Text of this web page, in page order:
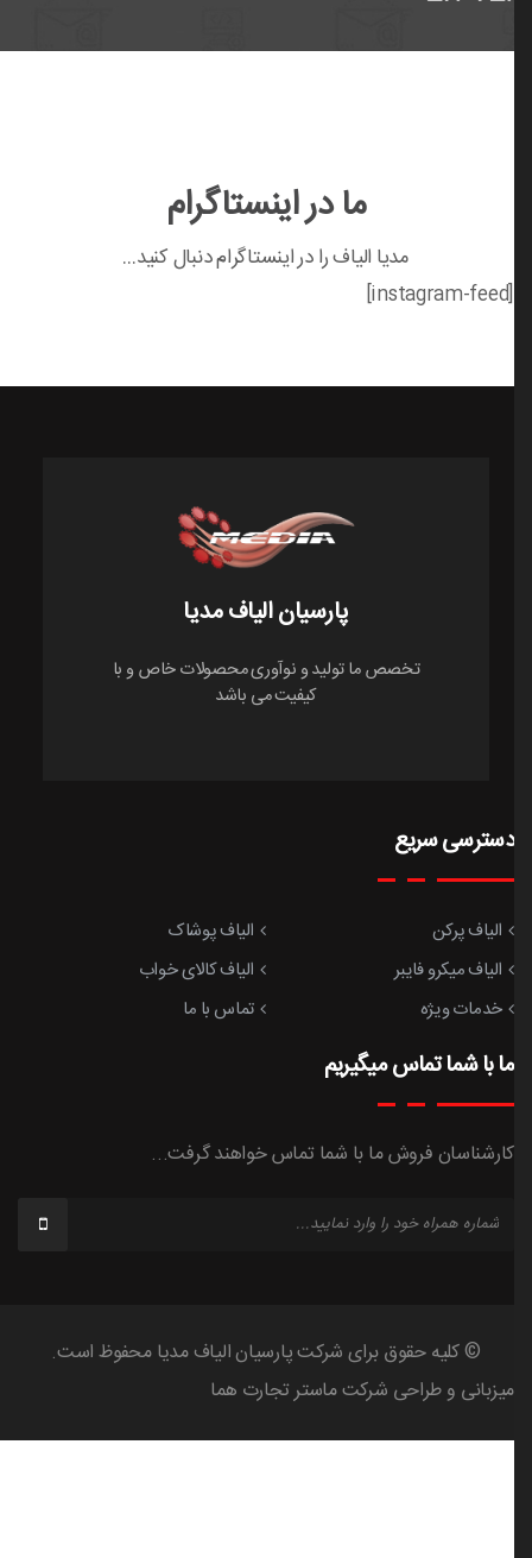
ما در اینستاگرام
مدیا الیاف را در اینستاگرام دنبال کنید…
پارسیان الیاف مدیا
تخصص ما توليد و نوآوری محصولات خاص و با
كيفيت می باشد
دسترسی سریع
الیاف پرکن
الیاف پوشاک
الیاف میکرو فایبر
الیاف کالای خواب
خدمات ویژه
تماس با ما
ما با شما تماس میگیریم
کارشناسان فروش ما با شما تماس خواهند گرفت...
© کلیه حقوق برای شرکت پارسیان الیاف مدیا محفوظ است.
میزبانی و طراحی شرکتماستر تجارت هما